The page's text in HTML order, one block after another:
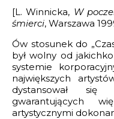
[L. Winnicka, W
śmierci, Warszawa
Ów stosunek do
był wolny od
systemie
największych
dystansował
gwarantujących
artystycznymi